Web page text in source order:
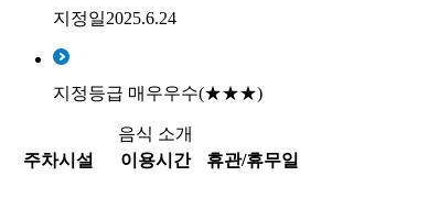
지정일2025.6.24
지정등급 매우우수(★★★)
음식 소개
주차시설
이용시간 휴관/휴무일